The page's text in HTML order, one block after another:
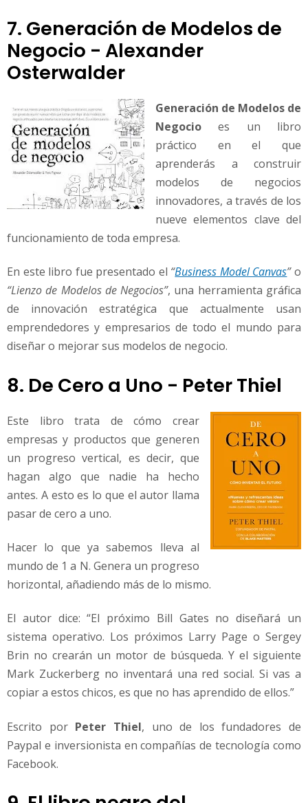
7. Generación de Modelos de
Negocio - Alexander
Osterwalder
Generación de Modelos de
Negocioes un libro
práctico en el que
aprenderás a construir
modelos de negocios
innovadores, a través de los
nueve elementos clave del
funcionamiento de toda empresa.
En este libro fue presentado el “Business Model Canvas”o
“Lienzo de Modelos de Negocios”, una herramienta gráfica
de innovación estratégica que actualmente usan
emprendedores y empresarios de todo el mundo para
diseñar o mejorar sus modelos de negocio.
8. De Cero a Uno - Peter Thiel
Este libro trata de cómo crear
empresas y productos que generen
un progreso vertical, es decir, que
hagan algo que nadie ha hecho
antes. A esto es lo que el autor llama
pasar de cero a uno.
Hacer lo que ya sabemos lleva al
mundo de 1 a N. Genera un progreso
horizontal, añadiendo más de lo mismo.
El autor dice: “El próximo Bill Gates no diseñará un
sistema operativo. Los próximos Larry Page o Sergey
Brin no crearán un motor de búsqueda. Y el siguiente
Mark Zuckerberg no inventará una red social. Si vas a
copiar a estos chicos, es que no has aprendido de ellos.”
Escrito por Peter Thiel, uno de los fundadores de
Paypal e inversionista en compañías de tecnología como
Facebook.